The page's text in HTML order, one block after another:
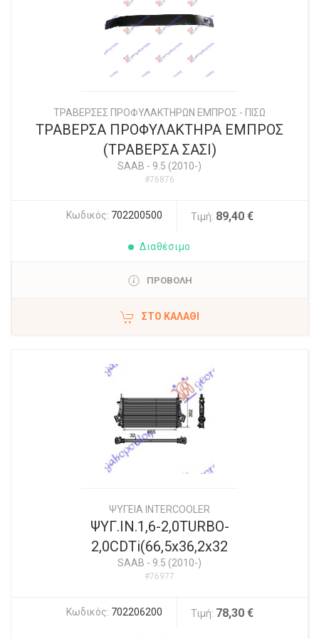
ΤΡΑΒΕΡΣΕΣ ΠΡΟΦΥΛΑΚΤΗΡΩΝ ΕΜΠΡΟΣ - ΠΙΣΩ
ΤΡΑΒΕΡΣΑ ΠΡΟΦΥΛΑΚΤΗΡΑ ΕΜΠΡΟΣ
(ΤΡΑΒΕΡΣΑ ΣΑΣΙ)
SAAB - 9.5 (2010-)
#76876
Κωδικός: 702200500 Τιμή: 89,40 €
Διαθέσιμο
ΠΡΟΒΟΛΗ
ΣΤΟ ΚΑΛΆΘΙ
ΨΥΓΕΙΑ INTERCOOLER
ΨΥΓ.IN.1,6-2,0TURBO-
2,0CDTi(66,5x36,2x32
SAAB - 9.5 (2010-)
#76977
Κωδικός: 702206200 Τιμή: 78,30 €